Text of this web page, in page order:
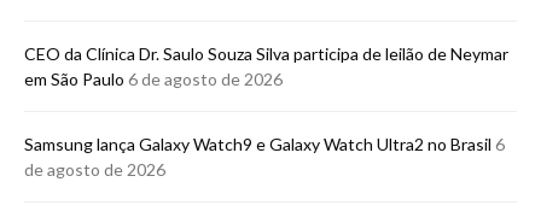
CEO da Clínica Dr. Saulo Souza Silva participa de leilão de Neymar
em São Paulo 6 de agosto de 2026
Samsung lança Galaxy Watch9 e Galaxy Watch Ultra2 no Brasil 6
de agosto de 2026